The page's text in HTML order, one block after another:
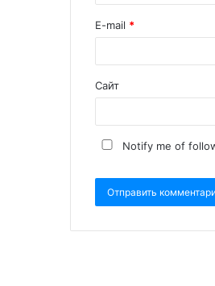
E-mail *
Сайт
Notify me of